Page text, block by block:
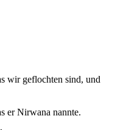
wir geflochten sind, und
er Nirwana nannte.